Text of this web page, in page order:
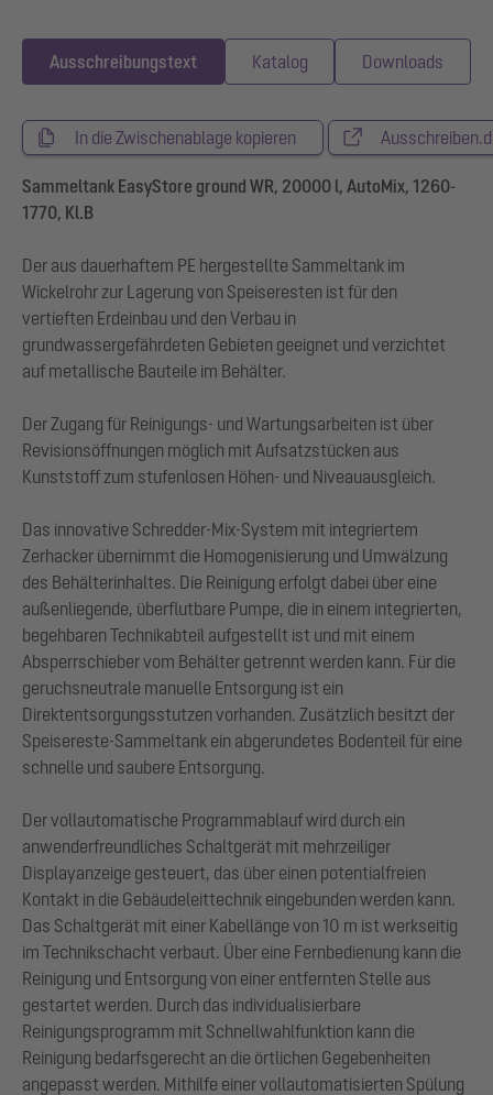
Ausschreibungstext Katalog Downloads
In die Zwischenablage kopieren
Sammeltank EasyStore ground WR, 20000 l, AutoMix, 1260-
1770, Kl.B
Der aus dauerhaftem PE hergestellte Sammeltank im
Wickelrohr zur Lagerung von Speiseresten ist für den
vertieften Erdeinbau und den Verbau in
grundwassergefährdeten Gebieten geeignet und verzichtet
auf metallische Bauteile im Behälter.
Der Zugang für Reinigungs- und Wartungsarbeiten ist über
Revisionsöffnungen möglich mit Aufsatzstücken aus
Kunststoff zum stufenlosen Höhen- und Niveauausgleich.
Das innovative Schredder-Mix-System mit integriertem
Zerhacker übernimmt die Homogenisierung und Umwälzung
des Behälterinhaltes. Die Reinigung erfolgt dabei über eine
außenliegende, überflutbare Pumpe, die in einem integrierten,
begehbaren Technikabteil aufgestellt ist und mit einem
Absperrschieber vom Behälter getrennt werden kann. Für die
geruchsneutrale manuelle Entsorgung ist ein
Direktentsorgungsstutzen vorhanden. Zusätzlich besitzt der
Speisereste-Sammeltank ein abgerundetes Bodenteil für eine
schnelle und saubere Entsorgung.
Der vollautomatische Programmablauf wird durch ein
anwenderfreundliches Schaltgerät mit mehrzeiliger
Displayanzeige gesteuert, das über einen potentialfreien
Kontakt in die Gebäudeleittechnik eingebunden werden kann.
Das Schaltgerät mit einer Kabellänge von 10 m ist werkseitig
im Technikschacht verbaut. Über eine Fernbedienung kann die
Reinigung und Entsorgung von einer entfernten Stelle aus
gestartet werden. Durch das individualisierbare
Reinigungsprogramm mit Schnellwahlfunktion kann die
Reinigung bedarfsgerecht an die örtlichen Gegebenheiten
angepasst werden. Mithilfe einer vollautomatisierten Spülung